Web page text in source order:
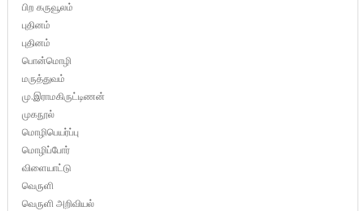
பிற கருவூலம்
புதினம்
புதினம்
பொன்மொழி
மருத்துவம்
மு.இராமகிருட்டிணன்
முகநூல்
மொழிபெயர்ப்பு
மொழிப்போர்
விளையாட்டு
வெருளி
வெருளி அறிவியல்